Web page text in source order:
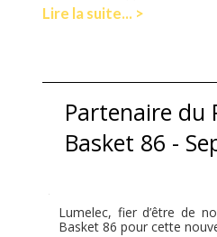
Lire la suite... >
Partenaire du
Basket 86 -
Lumelec, fier d’être de
Basket 86 pour cette